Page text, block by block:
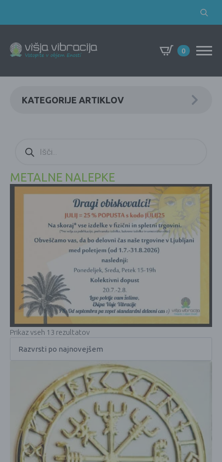
Search
0
KATEGORIJE ARTIKLOV
search
METALNE NALEPKE
Prikaz vseh 13 rezultatov